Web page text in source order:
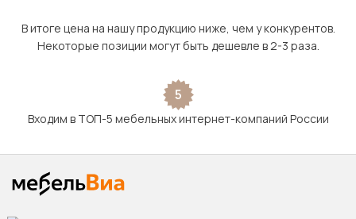
В итоге цена на нашу продукцию ниже, чем у конкурентов.
Некоторые позиции могут быть дешевле в 2-3 раза.
5
Входим в ТОП-5 мебельных интернет-компаний России